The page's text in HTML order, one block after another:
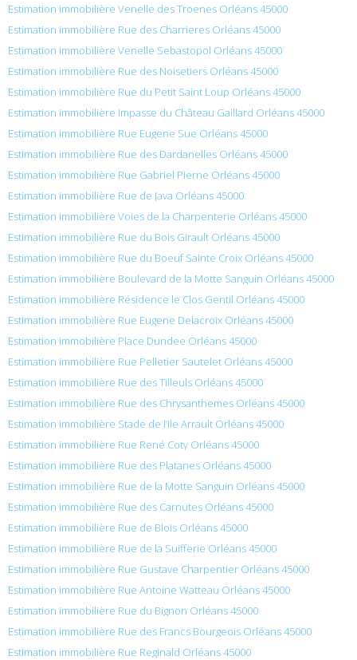
Estimation immobilière Venelle des Troenes Orléans 45000
Estimation immobilière Rue des Charrieres Orléans 45000
Estimation immobilière Venelle Sebastopol Orléans 45000
Estimation immobilière Rue des Noisetiers Orléans 45000
Estimation immobilière Rue du Petit Saint Loup Orléans 45000
Estimation immobilière Impasse du Château Gaillard Orléans 45000
Estimation immobilière Rue Eugene Sue Orléans 45000
Estimation immobilière Rue des Dardanelles Orléans 45000
Estimation immobilière Rue Gabriel Pierne Orléans 45000
Estimation immobilière Rue de Java Orléans 45000
Estimation immobilière Voies de la Charpenterie Orléans 45000
Estimation immobilière Rue du Bois Girault Orléans 45000
Estimation immobilière Rue du Boeuf Sainte Croix Orléans 45000
Estimation immobilière Boulevard de la Motte Sanguin Orléans 45000
Estimation immobilière Résidence le Clos Gentil Orléans 45000
Estimation immobilière Rue Eugene Delacroix Orléans 45000
Estimation immobilière Place Dundee Orléans 45000
Estimation immobilière Rue Pelletier Sautelet Orléans 45000
Estimation immobilière Rue des Tilleuls Orléans 45000
Estimation immobilière Rue des Chrysanthemes Orléans 45000
Estimation immobilière Stade de l’Ile Arrault Orléans 45000
Estimation immobilière Rue René Coty Orléans 45000
Estimation immobilière Rue des Platanes Orléans 45000
Estimation immobilière Rue de la Motte Sanguin Orléans 45000
Estimation immobilière Rue des Carnutes Orléans 45000
Estimation immobilière Rue de Blois Orléans 45000
Estimation immobilière Rue de la Suifferie Orléans 45000
Estimation immobilière Rue Gustave Charpentier Orléans 45000
Estimation immobilière Rue Antoine Watteau Orléans 45000
Estimation immobilière Rue du Bignon Orléans 45000
Estimation immobilière Rue des Francs Bourgeois Orléans 45000
Estimation immobilière Rue Reginald Orléans 45000